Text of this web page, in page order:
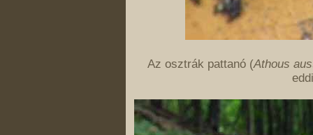
Az osztrák pattanó (Athous